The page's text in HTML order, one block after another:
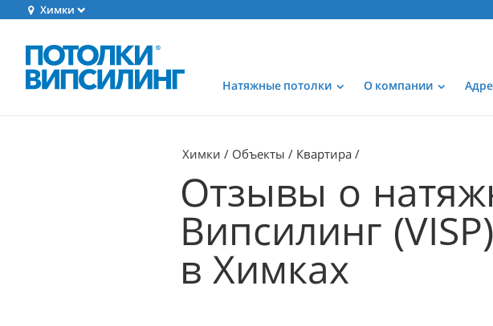
Химки
Натяжные потолки О компании
Химки Объекты Квартира
Отзывы о
Випсилинг
в Химках